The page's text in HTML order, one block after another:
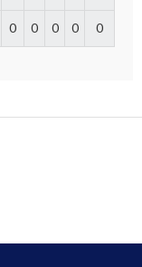
0 0 0 0 0